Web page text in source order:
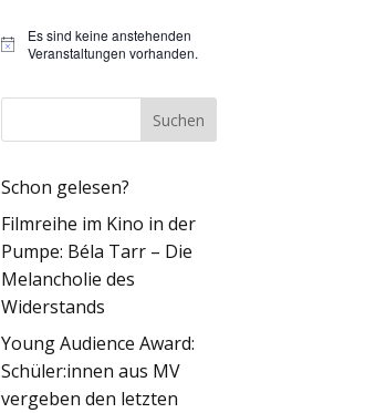
Hinweis
Es sind keine anstehenden
Veranstaltungen vorhanden.
Schon gelesen?
Filmreihe im Kino in der
Pumpe: Béla Tarr – Die
Melancholie des
Widerstands
Young Audience Award:
Schüler:innen aus MV
vergeben den letzten